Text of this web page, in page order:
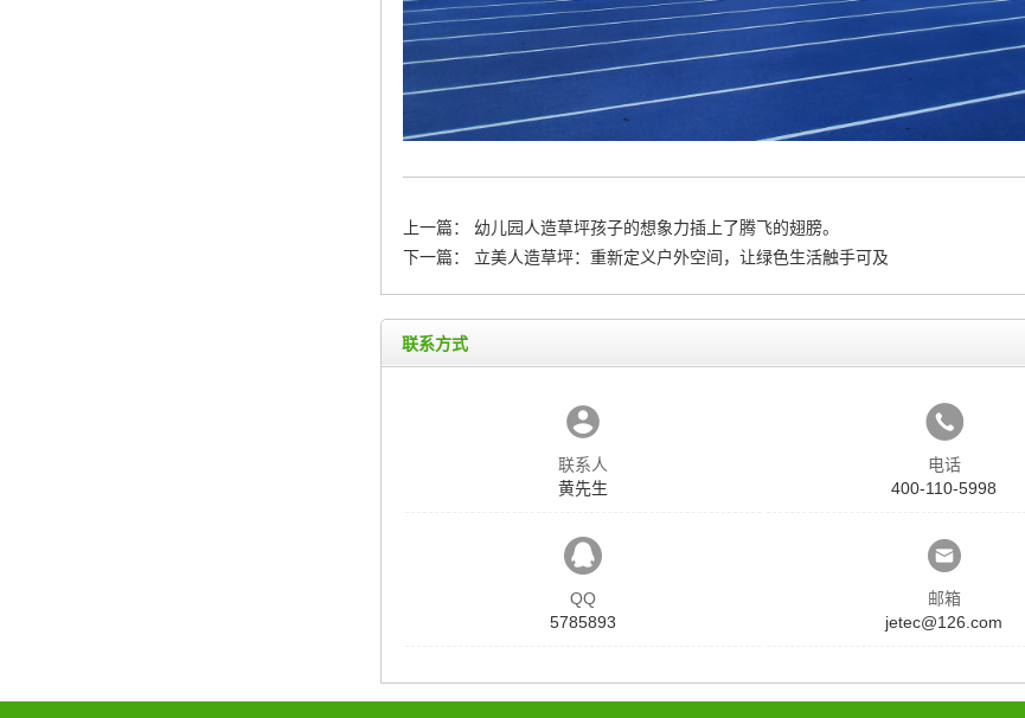
上一篇：
幼儿园人造草坪孩子的想象力插上了腾飞的翅膀。
下一篇：
立美人造草坪：重新定义户外空间，让绿色生活触手可及
联系方式
联系人
黄先生
电话
400-110-5998
QQ
5785893
邮箱
jetec@126.com